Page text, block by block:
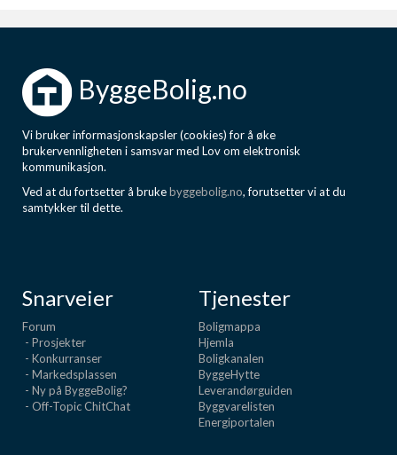
ByggeBolig.no
Vi bruker informasjonskapsler (cookies) for å øke
brukervennligheten i samsvar med Lov om elektronisk
kommunikasjon.
Ved at du fortsetter å brukebyggebolig.no, forutsetter vi at du
samtykker til dette.
Snarveier
Forum
- Prosjekter
- Konkurranser
- Markedsplassen
- Ny på ByggeBolig?
- Off-Topic ChitChat
Tjenester
Boligmappa
Hjemla
Boligkanalen
ByggeHytte
Leverandørguiden
Byggvarelisten
Energiportalen